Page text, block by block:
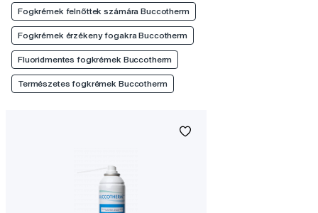
Fogkrémek felnőttek számára Buccotherm
Fogkrémek érzékeny fogakra Buccotherm
Fluoridmentes fogkrémek Buccotherm
Természetes fogkrémek Buccotherm